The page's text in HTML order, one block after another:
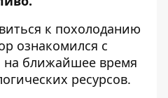
к похолоданию
ознакомился с
на ближайшее время
ресурсов.